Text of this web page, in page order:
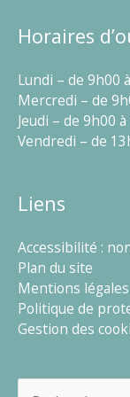
Horaires
Lundi – de 9h00
Mercredi – de
Jeudi – de 9h00
Vendredi – de
Liens
Accessibilité :
Plan du site
Mentions légales
Politique de
Gestion des